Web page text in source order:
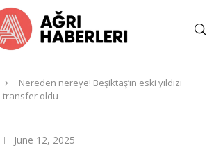
Nereden nereye! Beşiktaş’ın eski yıldızı
transfer oldu
June 12, 2025